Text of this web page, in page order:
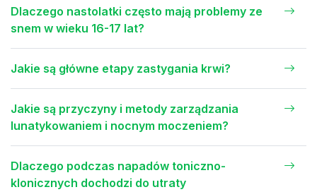
Dlaczego nastolatki często mają problemy ze
snem w wieku 16-17 lat?
Jakie są główne etapy zastygania krwi?
Jakie są przyczyny i metody zarządzania
lunatykowaniem i nocnym moczeniem?
Dlaczego podczas napadów toniczno-
klonicznych dochodzi do utraty